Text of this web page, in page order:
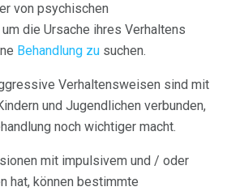
von psychischen
die Ursache ihres Verhaltens
Behandlung zu suchen.
Verhaltensweisen sind mit
und Jugendlichen verbunden,
noch wichtiger macht.
mit impulsivem und / oder
hat, können bestimmte